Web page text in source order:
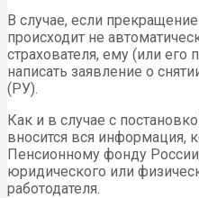
В случае, если
происходит не
страхователя, ему (или его
написать заявление о
(РУ).
Как и в случае с
вносится вся информация,
Пенсионному фонду
юридического или
работодателя.